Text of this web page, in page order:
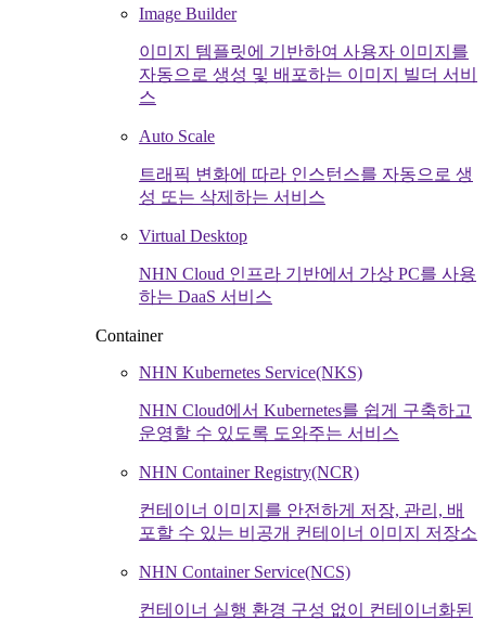
Image Builder
이미지 템플릿에 기반하여 사용자 이미지를
자동으로 생성 및 배포하는 이미지 빌더 서비
스
Auto Scale
트래픽 변화에 따라 인스턴스를 자동으로 생
성 또는 삭제하는 서비스
Virtual Desktop
NHN Cloud 인프라 기반에서 가상 PC를 사용
하는 DaaS 서비스
Container
NHN Kubernetes Service(NKS)
NHN Cloud에서 Kubernetes를 쉽게 구축하고
운영할 수 있도록 도와주는 서비스
NHN Container Registry(NCR)
컨테이너 이미지를 안전하게 저장, 관리, 배
포할 수 있는 비공개 컨테이너 이미지 저장소
NHN Container Service(NCS)
컨테이너 실행 환경 구성 없이 컨테이너화된